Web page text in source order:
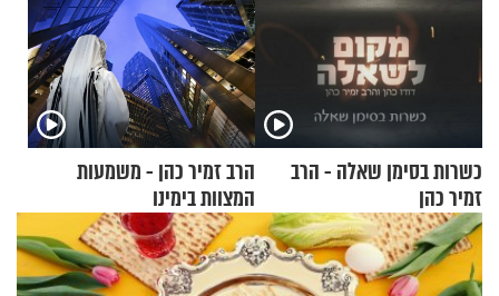
כשרות בסימן שאלה - הרב
זמיר כהן
הרב זמיר כהן - משמעות
המצוות בימינו